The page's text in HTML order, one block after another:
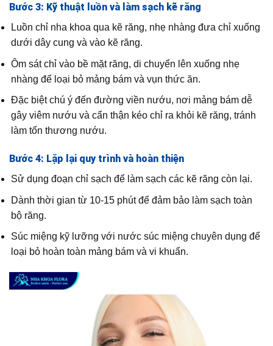
Bước 3: Kỹ thuật luồn và làm sạch kẽ răng
Luồn chỉ nha khoa qua kẽ răng, nhẹ nhàng đưa chỉ xuống
dưới dây cung và vào kẽ răng.
Ôm sát chỉ vào bề mặt răng, di chuyển lên xuống nhẹ
nhàng để loại bỏ mảng bám và vụn thức ăn.
Đặc biệt chú ý đến đường viền nướu, nơi mảng bám dễ
gây viêm nướu và cẩn thận kéo chỉ ra khỏi kẽ răng, tránh
làm tổn thương nướu.
Bước 4: Lặp lại quy trình và hoàn thiện
Sử dụng đoạn chỉ sạch để làm sạch các kẽ răng còn lại.
Dành thời gian từ 10-15 phút để đảm bảo làm sạch toàn
bộ răng.
Súc miệng kỹ lưỡng với nước súc miệng chuyên dụng để
loại bỏ hoàn toàn mảng bám và vi khuẩn.